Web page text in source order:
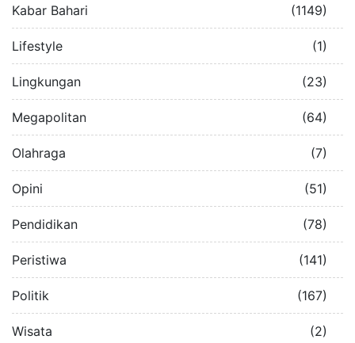
Kabar Bahari (1149)
Lifestyle (1)
Lingkungan (23)
Megapolitan (64)
Olahraga (7)
Opini (51)
Pendidikan (78)
Peristiwa (141)
Politik (167)
Wisata (2)